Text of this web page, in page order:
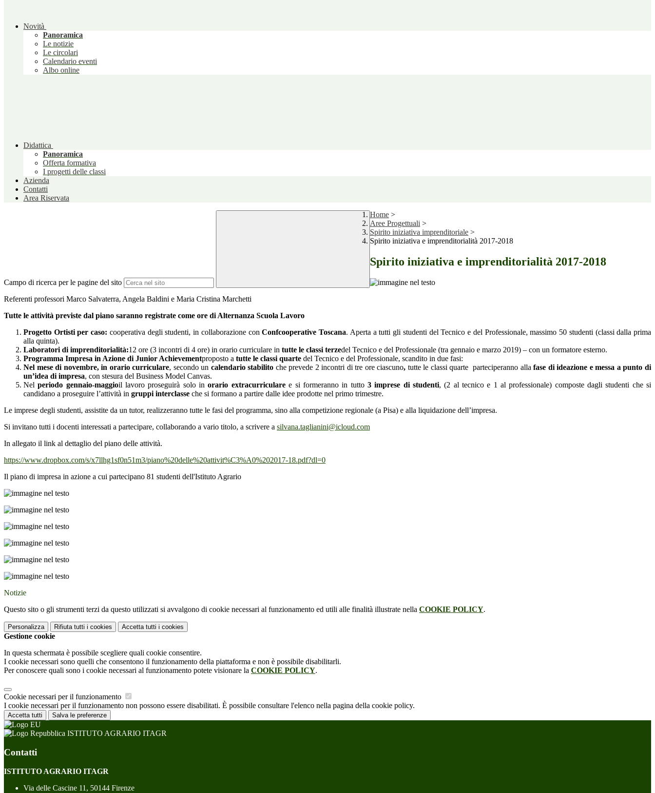
Novità
Panoramica
Le notizie
Le circolari
Calendario eventi
Albo online
Didattica
Panoramica
Offerta formativa
I progetti delle classi
Azienda
Contatti
Area Riservata
Campo di ricerca per le pagine del sito
Home >
Aree Progettuali >
Spirito iniziativa imprenditoriale >
Spirito iniziativa e imprenditorialità 2017-2018
Spirito iniziativa e imprenditorialità 2017-2018
Referenti professori Marco Salvaterra, Angela Baldini e Maria Cristina Marchetti
Tutte le attività previste dal piano saranno registrate come ore di Alternanza Scuola Lavoro
Progetto Ortisti per caso: cooperativa degli studenti, in collaborazione conConfcooperative Toscana. Aperta a tutti gli studenti del Tecnico e del Professionale, massimo 50 studenti (classi dalla prima
alla quinta).
Laboratori di imprenditorialità:12 ore (3 incontri di 4 ore) in orario curriculare in tutte le classi terzedel Tecnico e del Professionale (tra gennaio e marzo 2019) – con un formatore esterno.
Programma Impresa in Azione di Junior Achievementproposto a tutte le classi quarte del Tecnico e del Professionale, scandito in due fasi:
Nel mese di novembre, in orario curriculare, secondo un calendario stabilito che prevede 2 incontri di tre ore ciascuno, tutte le classi quarte parteciperanno allafase di ideazione e messa a punto di
un’idea di impresa, con stesura del Business Model Canvas.
Nelperiodo gennaio-maggioil lavoro proseguirà solo inorario extracurricularee si formeranno in tutto 3 imprese di studenti, (2 al tecnico e 1 al professionale) composte dagli studenti che si
candidano a proseguire l’attività in gruppi interclasse che si formano a partire dalle idee prodotte nel primo trimestre.
Le imprese degli studenti, assistite da un tutor, realizzeranno tutte le fasi del programma, sino alla competizione regionale (a Pisa) e alla liquidazione dell’impresa.
Si invitano tutti i docenti interessati a partecipare, collaborando a vario titolo, a scrivere a silvana.taglianini@icloud.com
In allegato il link al dettaglio del piano delle attività.
https://www.dropbox.com/s/x7llhg1sf0n51m3/piano%20delle%20attivit%C3%A0%202017-18.pdf?dl=0
Il piano di impresa in azione a cui partecipano 81 studenti dell'Istituto Agrario
Notizie
Questo sito o gli strumenti terzi da questo utilizzati si avvalgono di cookie necessari al funzionamento ed utili alle finalità illustrate nella COOKIE POLICY.
Personalizza Rifiuta tutti i cookies Accetta tutti i cookies
Gestione cookie
In questa schermata è possibile scegliere quali cookie consentire.
I cookie necessari sono quelli che consentono il funzionamento della piattaforma e non è possibile disabilitarli.
Per conoscere quali sono i cookie necessari al funzionamento potete visionare la COOKIE POLICY.
Cookie necessari per il funzionamento
I cookie necessari per il funzionamento non possono essere disabilitati. È possibile consultare l'elenco nella pagina della cookie policy.
Accetta tutti Salva le preferenze
ISTITUTO AGRARIO ITAGR
Contatti
ISTITUTO AGRARIO ITAGR
Via delle Cascine 11, 50144 Firenze